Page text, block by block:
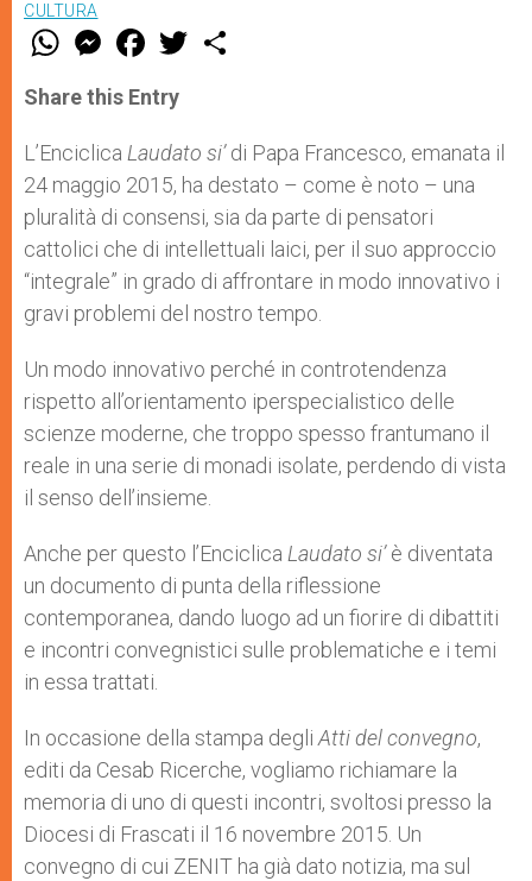
CULTURA
W
t
s
p
p
M
e
s
e
g
e
r
F
a
e
b
o
k
w
r
Share this Entry
L’Enciclica Laudato si’di Papa Francesco, emanata il
24 maggio 2015, ha destato – come è noto – una
pluralità di consensi, sia da parte di pensatori
cattolici che di intellettuali laici, per il suo approccio
“integrale” in grado di affrontare in modo innovativo i
gravi problemi del nostro tempo.
Un modo innovativo perché in controtendenza
rispetto all’orientamento iperspecialistico delle
scienze moderne, che troppo spesso frantumano il
reale in una serie di monadi isolate, perdendo di vista
il senso dell’insieme.
Anche per questo l’Enciclica Laudato si’è diventata
un documento di punta della riflessione
contemporanea, dando luogo ad un fiorire di dibattiti
e incontri convegnistici sulle problematiche e i temi
in essa trattati.
In occasione della stampa degliAtti del convegno,
editi da Cesab Ricerche, vogliamo richiamare la
memoria di uno di questi incontri, svoltosi presso la
Diocesi di Frascati il 16 novembre 2015. Un
convegno di cui ZENIT ha già dato notizia, ma sul